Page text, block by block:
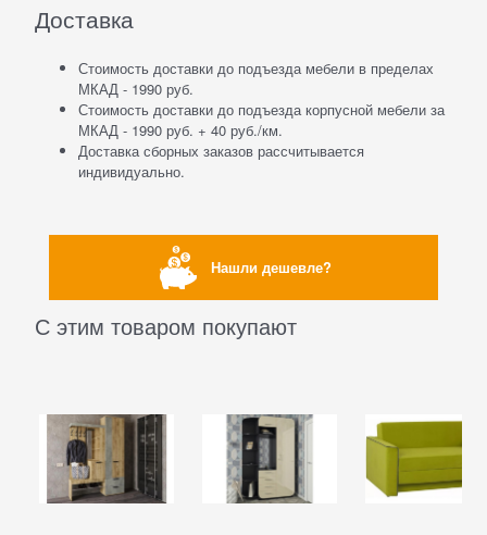
Доставка
Стоимость доставки до подъезда мебели в пределах
МКАД - 1990 руб.
Стоимость доставки до подъезда корпусной мебели за
МКАД - 1990 руб. + 40 руб./км.
Доставка сборных заказов рассчитывается
индивидуально.
Нашли дешевле?
С этим товаром покупают